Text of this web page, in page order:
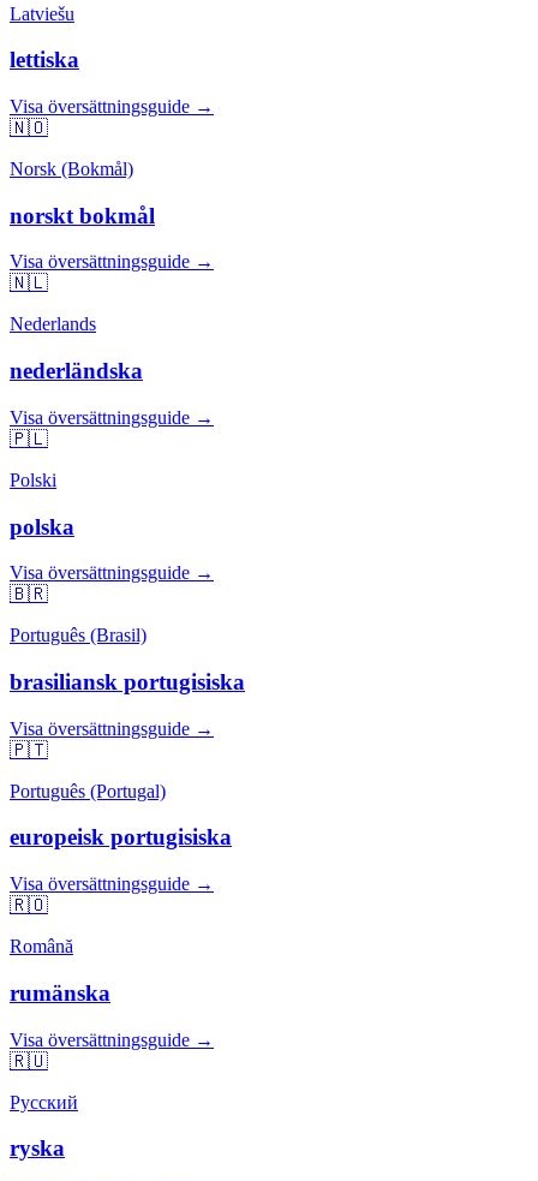
Latviešu
lettiska
Visa översättningsguide →
🇳🇴
Norsk (Bokmål)
norskt bokmål
Visa översättningsguide →
🇳🇱
Nederlands
nederländska
Visa översättningsguide →
🇵🇱
Polski
polska
Visa översättningsguide →
🇧🇷
Português (Brasil)
brasiliansk portugisiska
Visa översättningsguide →
🇵🇹
Português (Portugal)
europeisk portugisiska
Visa översättningsguide →
🇷🇴
Română
rumänska
Visa översättningsguide →
🇷🇺
Русский
ryska